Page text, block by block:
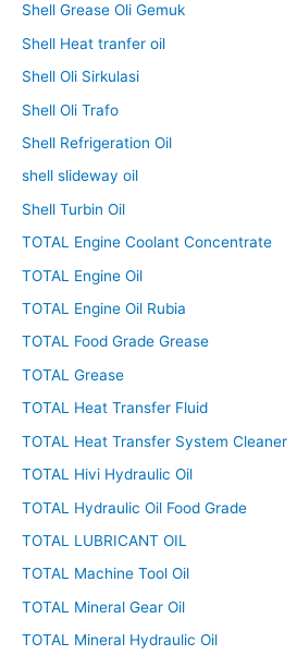
Shell Grease Oli Gemuk
Shell Heat tranfer oil
Shell Oli Sirkulasi
Shell Oli Trafo
Shell Refrigeration Oil
shell slideway oil
Shell Turbin Oil
TOTAL Engine Coolant Concentrate
TOTAL Engine Oil
TOTAL Engine Oil Rubia
TOTAL Food Grade Grease
TOTAL Grease
TOTAL Heat Transfer Fluid
TOTAL Heat Transfer System Cleaner
TOTAL Hivi Hydraulic Oil
TOTAL Hydraulic Oil Food Grade
TOTAL LUBRICANT OIL
TOTAL Machine Tool Oil
TOTAL Mineral Gear Oil
TOTAL Mineral Hydraulic Oil